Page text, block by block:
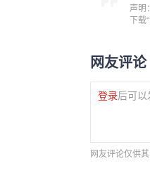
声明
下载
网友评论
登录后可
网友评论仅供